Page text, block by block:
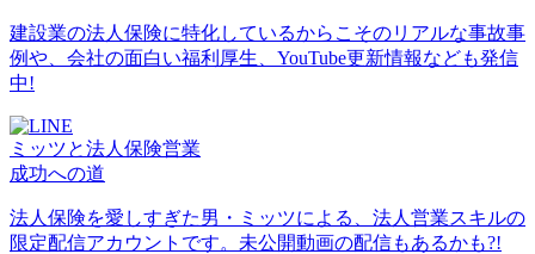
建設業の法人保険に特化しているからこそのリアルな事故事
例や、会社の面白い福利厚生、YouTube更新情報なども発信
中!
ミッツと法人保険営業
成功への道
法人保険を愛しすぎた男・ミッツによる、法人営業スキルの
限定配信アカウントです。未公開動画の配信もあるかも?!